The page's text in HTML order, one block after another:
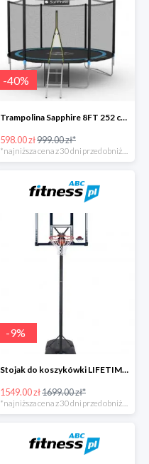
-40%
Trampolina Sapphire 8FT 252 cm + drabinka GRATISY
598.00 zł999.00 zł*
-9%
Stojak do koszykówki LIFETIME BOSTON 90001
1549.00 zł1699.00 zł*
*najniższa cena z 30 dni przed obniżką